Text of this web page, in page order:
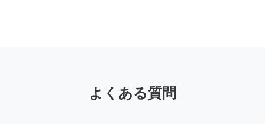
よくある質問